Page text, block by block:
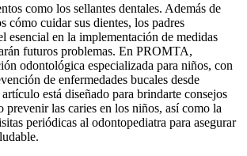
como los sellantes dentales. Además de
cómo cuidar sus dientes, los padres
esencial en la implementación de medidas
futuros problemas. En PROMTA,
odontológica especializada para niños, con
de enfermedades bucales desde
está diseñado para brindarte consejos
prevenir las caries en los niños, así como la
periódicas al odontopediatra para asegurar